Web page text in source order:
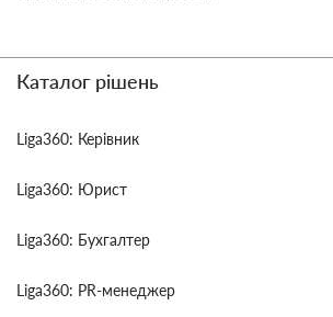
Каталог рішень
Liga360: Керівник
Liga360: Юрист
Liga360: Бухгалтер
Liga360: PR-менеджер